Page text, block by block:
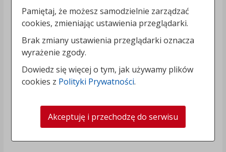
Pamiętaj, że możesz samodzielnie zarządzać
cookies, zmieniając ustawienia przeglądarki.
Brak zmiany ustawienia przeglądarki oznacza
wyrażenie zgody.
Dowiedz się więcej o tym, jak używamy plików
cookies z Polityki Prywatności.
Akceptuję i przechodzę do serwisu